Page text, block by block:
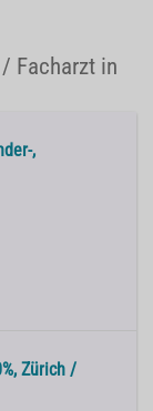
Facharzt in
,
Zürich /